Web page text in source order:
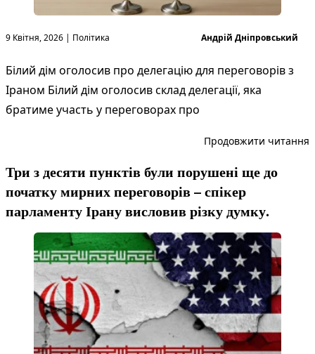
9 Квітня, 2026 | Політика
Опубліковано
Андрій Дніпровський
Білий дім оголосив про делегацію для переговорів з
Іраном Білий дім оголосив склад делегації, яка
братиме участь у переговорах про
Продовжити читання
Три з десяти пунктів були порушені ще до
початку мирних переговорів – спікер
парламенту Ірану висловив різку думку.